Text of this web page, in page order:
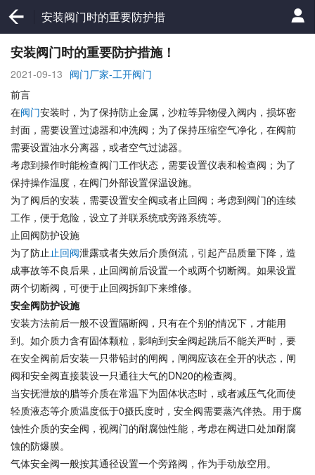
安装阀门时的重要防护措
施！
安装阀门时的重要防护措施！
2021-09-13 阀门厂家-工开阀门
前言
在阀门安装时，为了保持防止金属，沙粒等异物侵入阀内，损坏密
封面，需要设置过滤器和冲洗阀；为了保持压缩空气净化，在阀前
需要设置油水分离器，或者空气过滤器。
考虑到操作时能检查阀门工作状态，需要设置仪表和检查阀；为了
保持操作温度，在阀门外部设置保温设施。
为了阀后的安装，需要设置安全阀或者止回阀；考虑到阀门的连续
工作，便于危险，设立了并联系统或旁路系统等。
止回阀防护设施
为了防止止回阀泄露或者失效后介质倒流，引起产品质量下降，造
成事故等不良后果，止回阀前后设置一个或两个切断阀。如果设置
两个切断阀，可便于止回阀拆卸下来维修。
安全阀防护设施
安装方法前后一般不设置隔断阀，只有在个别的情况下，才能用
到。如介质力含有固体颗粒，影响到安全阀起跳后不能关严时，要
在安全阀前后安装一只带铅封的闸阀，闸阀应该在全开的状态，闸
阀和安全阀直接装设一只通往大气的DN20的检查阀。
当安抚泄放的腊等介质在常温下为固体状态时，或者减压气化而使
轻质液态等介质温度低于0摄氏度时，安全阀需要蒸汽伴热。用于腐
蚀性介质的安全阀，视阀门的耐腐蚀性能，考虑在阀进口处加耐腐
蚀的防爆膜。
气体安全阀一般按其通径设置一个旁路阀，作为手动放空用。